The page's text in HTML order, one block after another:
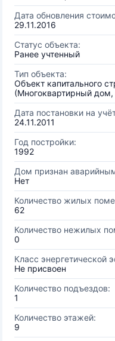
Дата обновления
29.11.2016
Статус объекта:
Ранее учтенный
Тип объекта:
Объект капитального
(Многоквартирный
Дата постановки на
24.11.2011
Год постройки:
1992
Дом признан
Нет
Количество жилых
62
Количество нежилых
0
Класс энергетической
Не присвоен
Количество подъездов:
1
Количество этажей:
9